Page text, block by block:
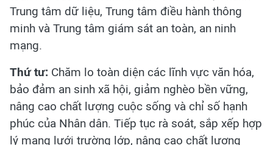
Trung tâm dữ liệu, Trung tâm điều hành thông
minh và Trung tâm giám sát an toàn, an ninh
mạng.
Thứ tư: Chăm lo toàn diện các lĩnh vực văn hóa,
bảo đảm an sinh xã hội, giảm nghèo bền vững,
nâng cao chất lượng cuộc sống và chỉ số hạnh
phúc của Nhân dân. Tiếp tục rà soát, sắp xếp hợp
lý mạng lưới trường lớp, nâng cao chất lượng